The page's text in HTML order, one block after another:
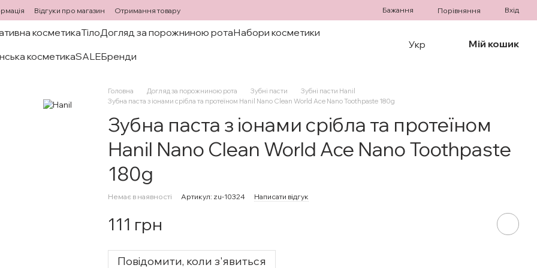
Відгуки про магазин Отримання товару Бажання Порівняння Вхід
косметикаТілоДогляд за порожниною ротаНабори косметики
косметикаSALEБренди
Укр Мій кошик
Головна Догляд за порожниною рота Зубні пасти
Зубні пасти Hanil
Зубна паста з іонами срібла та протеїном Hanil Nano Clean World Ace Nano Toothpaste 180g
Зубна паста з іонами срібла та протеїном
Hanil Nano Clean World Ace Nano Toothpaste
180g
Немає в наявності Артикул: zu-10324 Написати відгук
111 грн
Повідомити, коли з'явиться